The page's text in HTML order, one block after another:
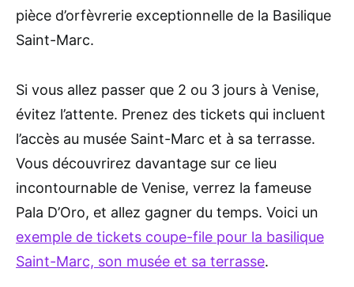
pièce d’orfèvrerie exceptionnelle de la Basilique
Saint-Marc.
Si vous allez passer que 2 ou 3 jours à Venise,
évitez l’attente. Prenez des tickets qui incluent
l’accès au musée Saint-Marc et à sa terrasse.
Vous découvrirez davantage sur ce lieu
incontournable de Venise, verrez la fameuse
Pala D’Oro, et allez gagner du temps. Voici un
exemple de tickets coupe-file pour la basilique
Saint-Marc, son musée et sa terrasse.